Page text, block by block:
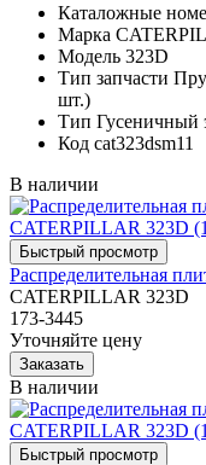
Каталожные
Марка
Модель 323D
Тип запчасти
шт.)
Тип Гусеничный
Код cat323dsm11
В наличии
Распределительная
CATERPILLAR 323D
173-3445
Уточняйте цену
В наличии